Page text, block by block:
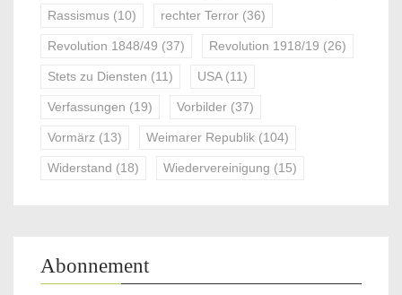
Rassismus (10) rechter Terror (36)
Revolution 1848/49 (37) Revolution 1918/19 (26)
Stets zu Diensten (11) USA(11)
Verfassungen (19) Vorbilder (37)
Vormärz (13) Weimarer Republik (104)
Widerstand (18) Wiedervereinigung (15)
Abonnement